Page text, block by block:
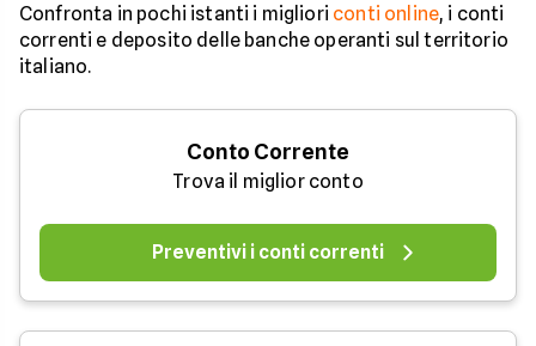
Confronta in pochi istanti i migliori conti online, i conti
correnti e deposito delle banche operanti sul territorio
italiano.
Conto Corrente
Trova il miglior conto
Preventivi i conti correnti